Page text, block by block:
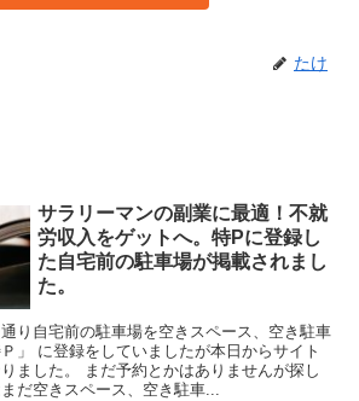
たけ
サラリーマンの副業に最適！不就
労収入をゲットへ。特Pに登録し
た自宅前の駐車場が掲載されまし
た。
り自宅前の駐車場を空きスペース、空き駐車
」 に登録をしていましたが本日からサイト
ました。 まだ予約とかはありませんが探し
だ空きスペース、空き駐車...